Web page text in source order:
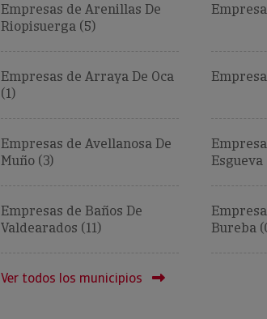
Empresas de Arenillas De
Riopisuerga (5)
Empresas de Arraya De Oca
(1)
Empresas de Avellanosa De
Muño (3)
Esgueva
Empresas de Baños De
Valdearados (11)
Bureba
Ver todos los municipios